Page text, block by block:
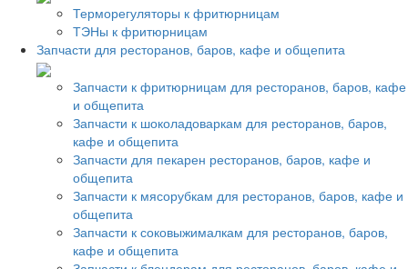
Терморегуляторы к фритюрницам
ТЭНы к фритюрницам
Запчасти для ресторанов, баров, кафе и общепита
Запчасти к фритюрницам для ресторанов, баров, кафе
и общепита
Запчасти к шоколадоваркам для ресторанов, баров,
кафе и общепита
Запчасти для пекарен ресторанов, баров, кафе и
общепита
Запчасти к мясорубкам для ресторанов, баров, кафе и
общепита
Запчасти к соковыжималкам для ресторанов, баров,
кафе и общепита